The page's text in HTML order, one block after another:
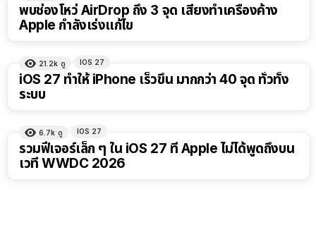
พบช่องโหว่ AirDrop ถึง 3 จุด เสี่ยงทำเครื่องค้าง
Apple กำลังเร่งแก้ไข
21.2k ดู IOS 27
iOS 27 ทำให้ iPhone เร็วขึ้น มากกว่า 40 จุด ทั่วทั้ง
ระบบ
6.7k ดู IOS 27
รวมฟีเจอร์เล็ก ๆ ใน iOS 27 ที่ Apple ไม่ได้พูดถึงบน
เวที WWDC 2026